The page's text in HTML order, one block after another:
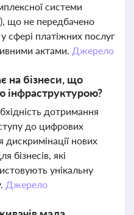
системи
що не передбачено
сфері платіжних послуг
актами. Джерело
на бізнеси, що
дотримання
до цифрових
нових
бізнесів, які
унікальну
Джерело